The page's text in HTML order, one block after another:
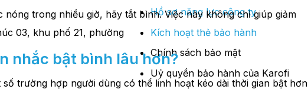
trong nhiều giờ, hãy tắt bình. Việc này không chỉ giúp giảm
nhắc bật bình lâu hơn?
trường hợp người dùng có thể linh hoạt kéo dài thời gian bật hơn
03, khu phố 21, phường
Hồ sơ năng lực công ty
Kích hoạt thẻ bảo hành
Chính sách bảo mật
Uỷ quyền bảo hành của Karofi